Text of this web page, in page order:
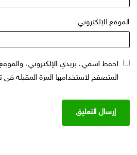
الموقع الإلكتروني
احفظ اسمي، بريدي الإلكتروني،
المتصفح لاستخدامها المرة المقبلة في